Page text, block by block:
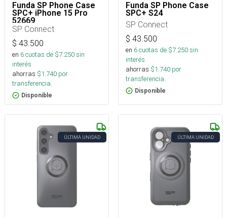
Funda SP Phone Case
SPC+ iPhone 15 Pro
52669
SP Connect
$ 43.500
en 6cuotas de $7.250sin
interés
ahorras $1.740 por
transferencia.
Disponible
Funda SP Phone Case
SPC+ S24
SP Connect
$ 43.500
en 6cuotas de $7.250sin
interés
ahorras $1.740 por
transferencia.
Disponible
ÚLTIMA UNIDAD ÚLTIMA UNIDAD